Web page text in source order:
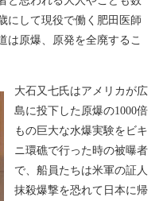
にして現役で働く肥田医師
は原爆、原発を全廃するこ
大石又七氏はアメリカが広
島に投下した原爆の1000倍
もの巨大な水爆実験をビキ
ニ環礁で行った時の被曝者
で、船員たちは米軍の証人
抹殺爆撃を恐れて日本に帰